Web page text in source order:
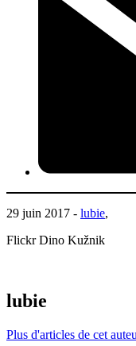
29 juin 2017 - lubie,
Flickr Dino Kužnik
lubie
Plus d'articles de cet